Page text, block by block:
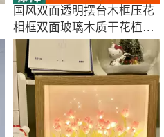
国风双面透明摆台木框压花
相框双面玻璃木质干花植物
标本照片画框